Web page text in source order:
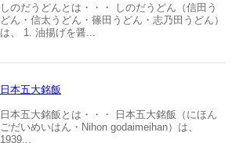
しのだうどんとは・・・ しのだうどん（信田う
どん・信太うどん・篠田うどん・志乃田うどん）
は、 1. 油揚げを醤...
日本五大銘飯
日本五大銘飯とは・・・ 日本五大銘飯（にほん
ごだいめいはん・Nihon godaimeihan）は、
1939...